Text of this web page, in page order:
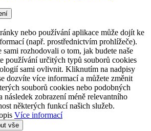
nebo používání aplikace může dojít ke
(např. prostřednictvím prohlížeče).
sami rozhodovali o tom, jak budete naše
používání určitých typů souborů cookies
sami ovlivnit. Kliknutím na nadpisy
dozvíte více informací a můžete změnit
souborů cookies nebo podobných
následek zobrazení méně relevantního
některých funkcí našich služeb.
Více informací
vše